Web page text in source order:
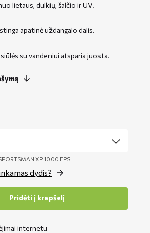
lietaus, dulkių, šalčio ir UV.
apatinė uždangalo dalis.
su vandeniui atsparia juosta.
XP 1000 EPS
dydis?
Pridėti į krepšelį
internetu